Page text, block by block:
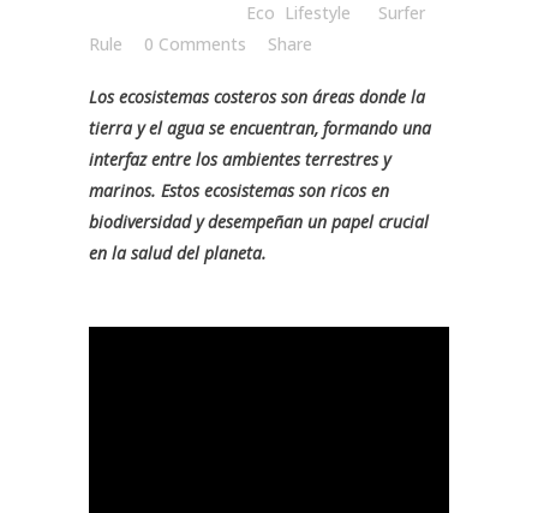
Eco Lifestyle
Surfer
Rule
0 Comments Share
Los ecosistemas costeros son áreas donde la
tierra y el agua se encuentran, formando una
interfaz entre los ambientes terrestres y
marinos. Estos ecosistemas son ricos en
biodiversidad y desempeñan un papel crucial
en la salud del planeta.